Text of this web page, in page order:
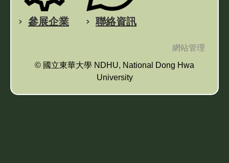
參展企業 聯絡資訊
網站管理
© 國立東華大學 NDHU, National Dong Hwa
University